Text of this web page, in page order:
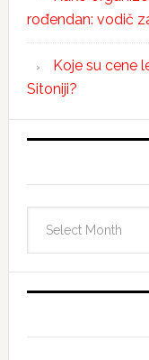
rođendan: vodič
Koje su cene
Sitoniji?